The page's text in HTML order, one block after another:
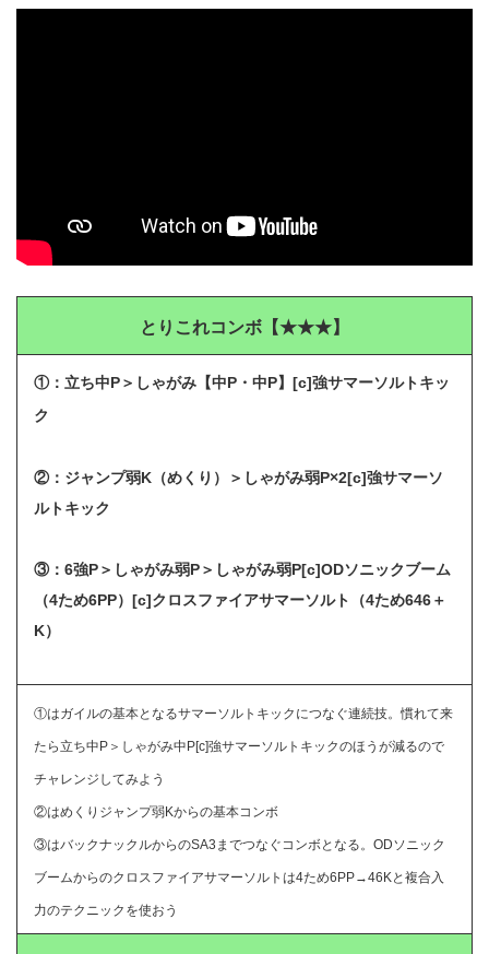
とりこれコンボ【★★★】
①：立ち中P＞しゃがみ【中P・中P】[c]強サマーソルトキッ
ク
②：ジャンプ弱K（めくり）＞しゃがみ弱P×2[c]強サマーソ
ルトキック
③：6強P＞しゃがみ弱P＞しゃがみ弱P[c]ODソニックブーム
（4ため6PP）[c]クロスファイアサマーソルト（4ため646＋
K）
①はガイルの基本となるサマーソルトキックにつなぐ連続技。慣れて来
たら立ち中P＞しゃがみ中P[c]強サマーソルトキックのほうが減るので
チャレンジしてみよう
②はめくりジャンプ弱Kからの基本コンボ
③はバックナックルからのSA3までつなぐコンボとなる。ODソニック
ブームからのクロスファイアサマーソルトは4ため6PP→46Kと複合入
力のテクニックを使おう